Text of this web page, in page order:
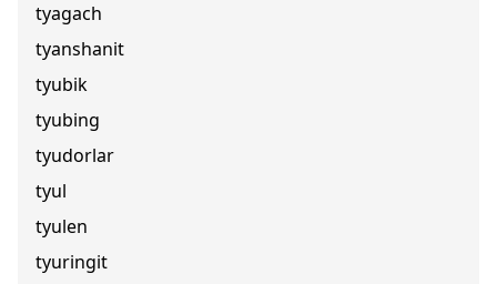
tyagach
tyanshanit
tyubik
tyubing
tyudorlar
tyul
tyulen
tyuringit